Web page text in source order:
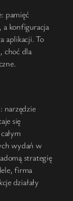
pamięć
, a konfiguracja
aplikacji. To
choć dla
narzędzie
się
wydań w
strategię
firma
działały